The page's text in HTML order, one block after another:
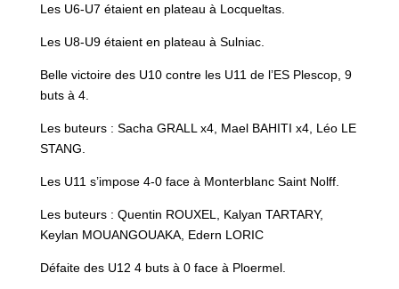
Les U6-U7 étaient en plateau à Locqueltas.
Les U8-U9 étaient en plateau à Sulniac.
Belle victoire des U10 contre les U11 de l’ES Plescop, 9
buts à 4.
Les buteurs : Sacha GRALL x4, Mael BAHITI x4, Léo LE
STANG.
Les U11 s’impose 4-0 face à Monterblanc Saint Nolff.
Les buteurs : Quentin ROUXEL, Kalyan TARTARY,
Keylan MOUANGOUAKA, Edern LORIC
Défaite des U12 4 buts à 0 face à Ploermel.